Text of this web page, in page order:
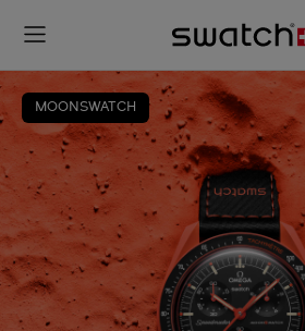
MOONSWATCH